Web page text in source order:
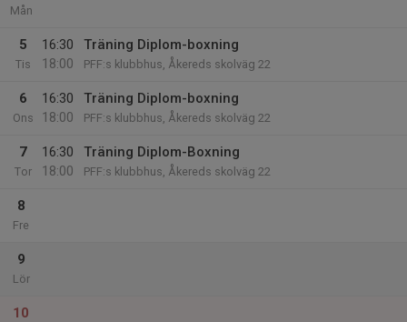
Mån
5
Tis
16:30
18:00
Träning Diplom-boxning
PFF:s klubbhus, Åkereds skolväg 22
6
Ons
16:30
18:00
Träning Diplom-boxning
PFF:s klubbhus, Åkereds skolväg 22
7
Tor
16:30
18:00
Träning Diplom-Boxning
PFF:s klubbhus, Åkereds skolväg 22
8
Fre
9
Lör
10